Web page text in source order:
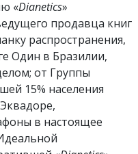
«Dianetics»
продавца книг
распространения,
Один в Бразилии,
от Группы
15% населения
в настоящее